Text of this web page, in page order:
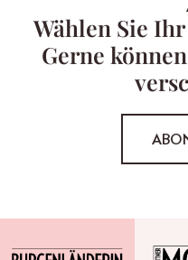
Wählen Sie
Gerne